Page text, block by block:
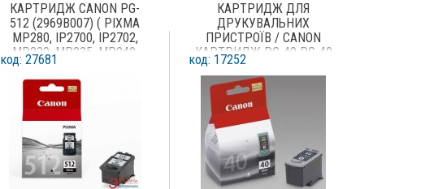
КАРТРИДЖ CANON PG-
512 (2969B007) ( PIXMA
MP280, IP2700, IP2702,
MP230, MP235, MP240,
MP250, MP252, MP260,
MP270, MP272, MP280,
MP282, MP480, MP490,
MP492, MP495, MP499,
MX320, MX330, MX340,
MX350, MX360, MX410,
MX420 ) BLACK
код: 27681
КАРТРИДЖ ДЛЯ
ДРУКУВАЛЬНИХ
ПРИСТРОЇВ / CANON
КАРТРИДЖ PG-40 PG-40
0615B025AA BLACK
код: 17252